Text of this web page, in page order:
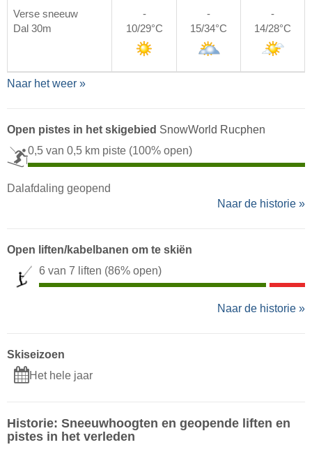
Verse sneeuw
Dal 30m
-
10/29°C
-
15/34°C
-
14/28°C
Naar het weer »
Open pistes in het skigebied SnowWorld Rucphen
0,5 van 0,5 km piste (100% open)
Dalafdaling geopend
Naar de historie »
Open liften/kabelbanen om te skiën
6 van 7 liften (86% open)
Naar de historie »
Skiseizoen
Het hele jaar
Historie: Sneeuwhoogten en geopende liften en
pistes in het verleden